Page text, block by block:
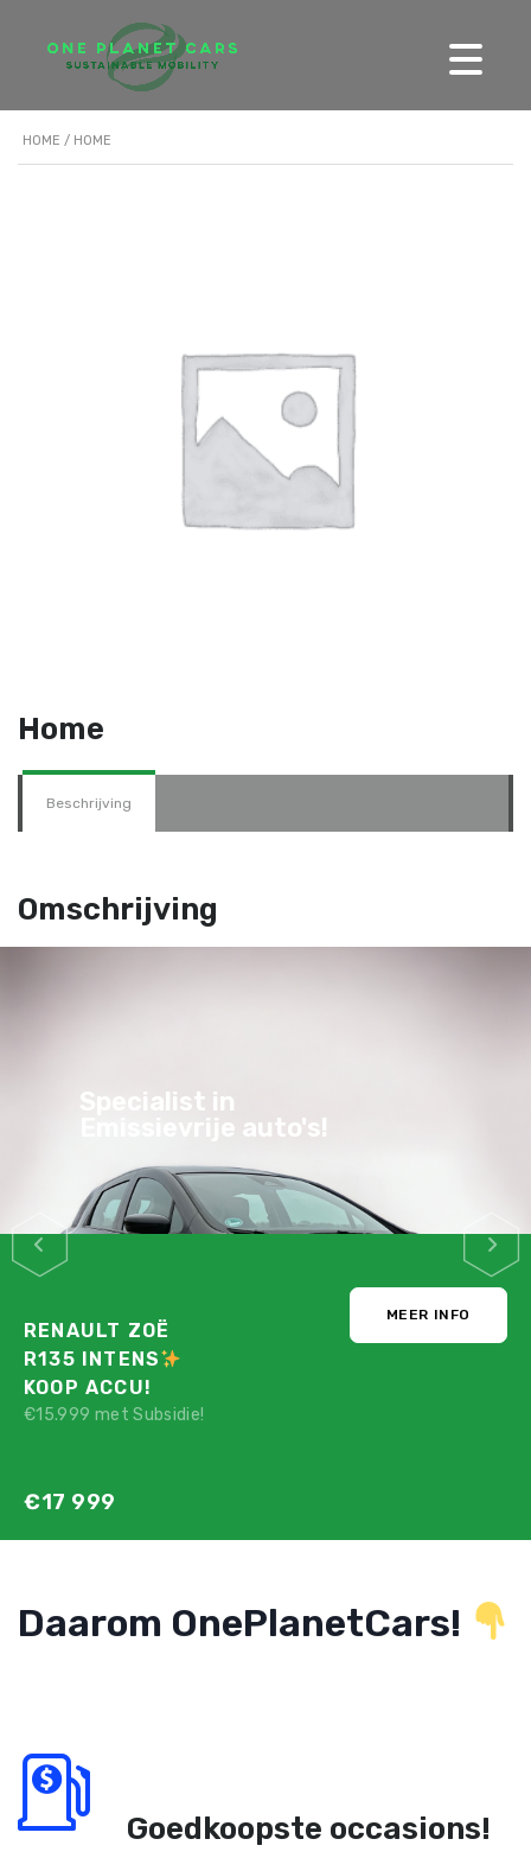
HOME / HOME
Home
Beschrijving
Omschrijving
Specialist in
Emissievrije auto's!
RENAULT ZOË
R135 INTENS
KOOP ACCU!
€15.999 met Subsidie!
€17 999
MEER INFO
Daarom OnePlanetCars!
Goedkoopste occasions!